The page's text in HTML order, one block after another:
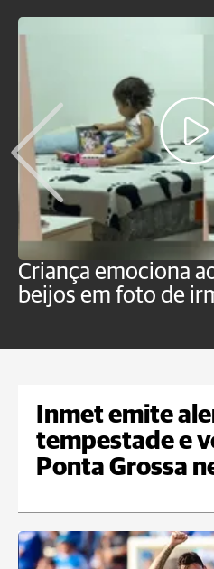
Criança emociona
beijos em foto de
Inmet emite
tempestade e
Ponta Grossa